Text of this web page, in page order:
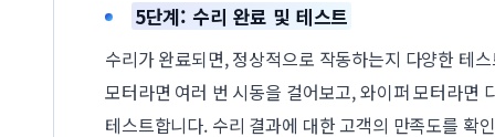
5단계: 수리 완료 및 테스트
수리가 완료되면, 정상적으로 작동하는지 다양한 테
모터라면 여러 번 시동을 걸어보고, 와이퍼 모터라면
테스트합니다. 수리 결과에 대한 고객의 만족도를 확